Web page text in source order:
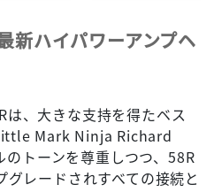
新ハイパワーアンプヘ
、大きな支持を得たベス
Mark Ninja Richard
トーンを尊重しつつ、58R
レードされすべての接続と